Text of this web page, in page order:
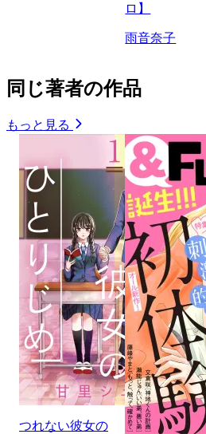
ロ】
雨音奈子
同じ著者の作品
もっと見る
つれない彼女の